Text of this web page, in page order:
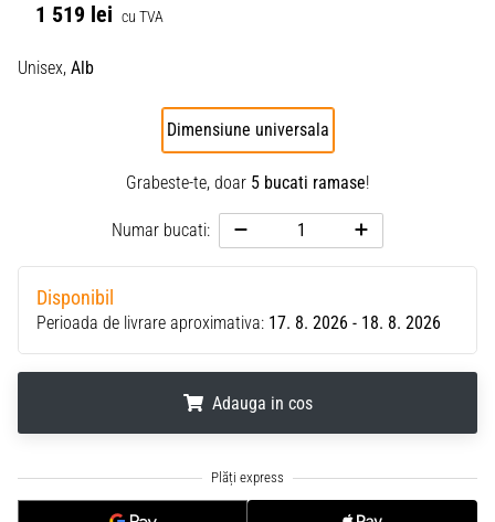
1 519 lei cu TVA
Unisex, Alb
Dimensiune universala
Grabeste-te, doar 5 bucati ramase!
Numar bucati:
Disponibil
Perioada de livrare aproximativa: 17. 8. 2026 - 18. 8. 2026
Adauga in cos